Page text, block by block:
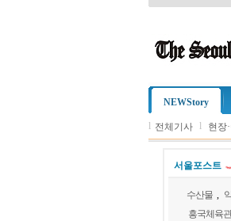
NEWStory
l 전체기사 l 현장
서울포스트
수산물
흥국체육관